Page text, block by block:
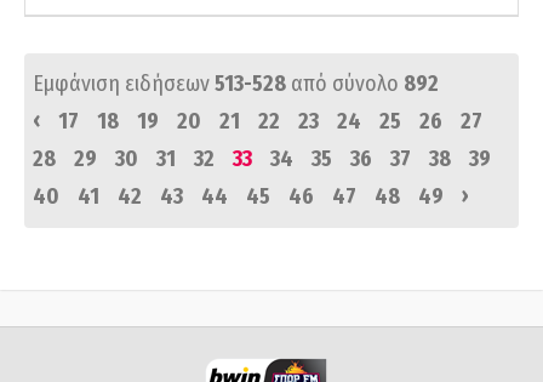
Εμφάνιση ειδήσεων513-528 από σύνολο 892
‹
17 18 19 20 21 22 23 24 25 26
27
28
29 30 31 32 33 34 35 36 37 38
39
40
41 42 43 44 45 46 47 48 49 ›